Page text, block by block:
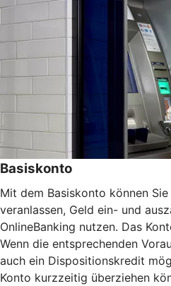
Basiskonto
Mit dem Basiskonto können
veranlassen, Geld ein- und
OnlineBanking nutzen. Das
Wenn die entsprechenden
auch ein Dispositionskredit
Konto kurzzeitig überziehen